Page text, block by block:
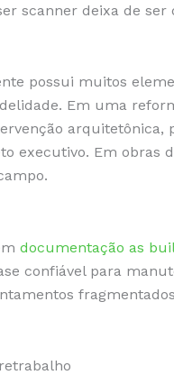
scanner deixa de
possui muitos
Em uma
executivo. Em
documentação as
confiável para